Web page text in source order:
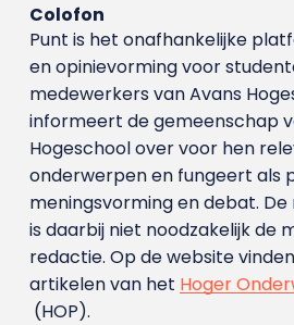
Colofon
Punt is het onafhankelijke
en opinievorming voor
medewerkers van Avans
informeert de gemeenschap
Hogeschool over voor hen
onderwerpen en fungeert als
meningsvorming en debat.
is daarbij niet noodzakelijk de
redactie. Op de website
artikelen van het Hoger
(HOP).